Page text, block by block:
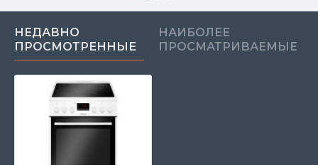
НЕДАВНО
ПРОСМОТРЕННЫЕ
НАИБОЛЕЕ
ПРОСМАТРИВАЕМЫЕ